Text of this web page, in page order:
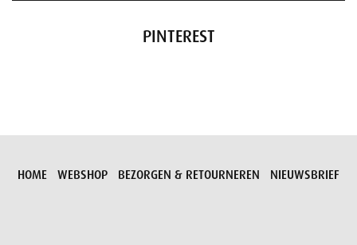
PINTEREST
HOME WEBSHOP BEZORGEN & RETOURNEREN NIEUWSBRIEF